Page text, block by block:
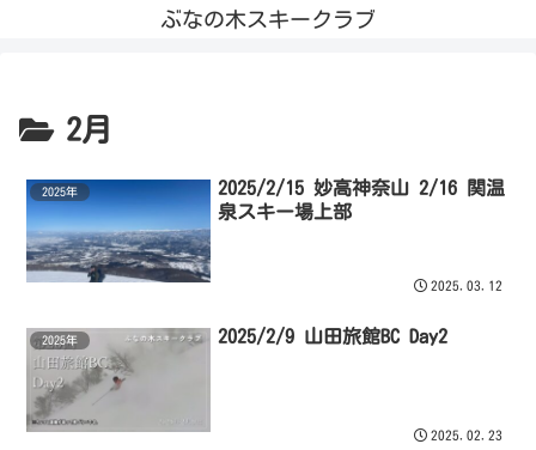
ぶなの木スキークラブ
2月
2025年
2025/2/15 妙高神奈山 2/16 関温
泉スキー場上部
2025.03.12
2025年 2025/2/9 山田旅館BC Day2
2025.02.23